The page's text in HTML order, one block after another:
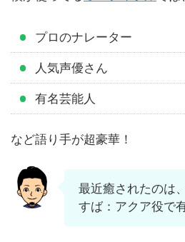
プロのナレーター
人気声優さん
有名芸能人
など語り手が超豪華！
最近癒されたのは
すば：アクア役で有